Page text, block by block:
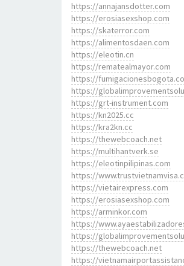
https://annajansdotter.com
https://erosiasexshop.com
https://skaterror.com
https://alimentosdaen.com
https://eleotin.cn
https://rematealmayor.com
https://
https://
https://grt-instrument.com
https://kn2025.cc
https://kra2kn.cc
https://thewebcoach.net
https://multihantverk.se
https://eleotinpilipinas.com
https://
https://vietairexpress.com
https://erosiasexshop.com
https://arminkor.com
https://
https://
https://thewebcoach.net
https://